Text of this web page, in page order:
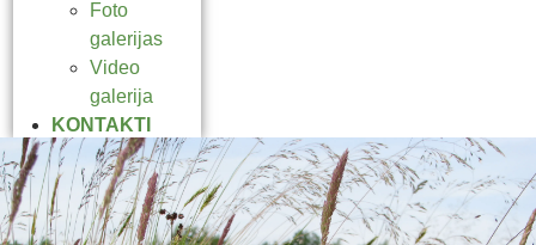
Foto
galerijas
Video
galerija
KONTAKTI